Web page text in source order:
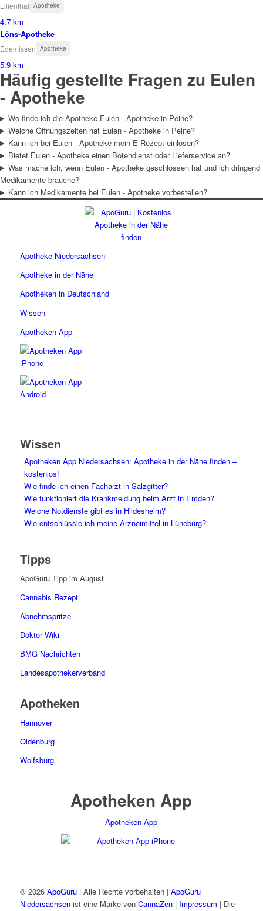
Lilienthal Apotheke
4.7 km
Löns-Apotheke
Edemissen Apotheke
5.9 km
Häufig gestellte Fragen zu Eulen
- Apotheke
Wo finde ich die Apotheke Eulen - Apotheke in Peine?
Welche Öffnungszeiten hat Eulen - Apotheke in Peine?
Kann ich bei Eulen - Apotheke mein E-Rezept einlösen?
Bietet Eulen - Apotheke einen Botendienst oder Lieferservice an?
Was mache ich, wenn Eulen - Apotheke geschlossen hat und ich dringend
Medikamente brauche?
Kann ich Medikamente bei Eulen - Apotheke vorbestellen?
Apotheke Niedersachsen
Apotheke in der Nähe
Apotheken in Deutschland
Wissen
Apotheken App
Wissen
Apotheken App Niedersachsen: Apotheke in der Nähe finden –
kostenlos!
Wie finde ich einen Facharzt in Salzgitter?
Wie funktioniert die Krankmeldung beim Arzt in Emden?
Welche Notdienste gibt es in Hildesheim?
Wie entschlüssle ich meine Arzneimittel in Lüneburg?
Tipps
ApoGuru Tipp im August
Cannabis Rezept
Abnehmspritze
Doktor Wiki
BMG Nachrichten
Landesapothekerverband
Apotheken
Hannover
Oldenburg
Wolfsburg
Apotheken App
Apotheken App
© 2026 ApoGuru| Alle Rechte vorbehalten | ApoGuru
Niedersachsenist eine Marke von CannaZen| Impressum | Die